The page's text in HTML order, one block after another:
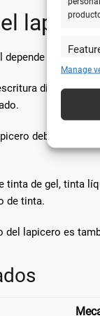
Cotejar
Manage
mucho
diaria, un
debe
tinta de gel, tinta
de tinta.
del lapicero es